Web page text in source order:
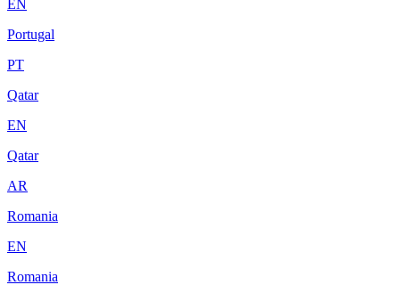
EN
Portugal
PT
Qatar
EN
Qatar
AR
Romania
EN
Romania